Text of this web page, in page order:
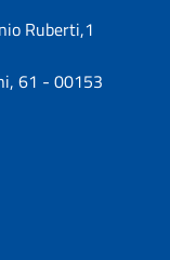
Ruberti,1
61 - 00153